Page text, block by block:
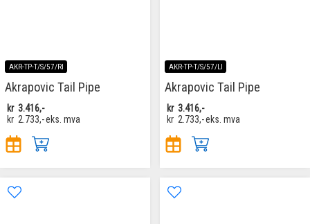
AKR-TP-T/S/57/RI
Akrapovic Tail Pipe
kr 3.416,-
kr 2.733,-eks. mva
AKR-TP-T/S/57/LI
Akrapovic Tail Pipe
kr 3.416,-
kr 2.733,-eks. mva